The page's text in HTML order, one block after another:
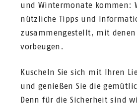
und Wintermonate kommen:
nützliche Tipps und
zusammengestellt, mit denen
vorbeugen.
Kuscheln Sie sich mit Ihren
und genießen Sie die
Denn für die Sicherheit sind